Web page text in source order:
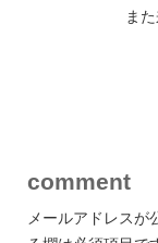
ま
comment
メールアドレスが